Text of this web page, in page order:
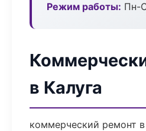
Режим работы: Пн-
в Калуга
коммерческий ремонт в